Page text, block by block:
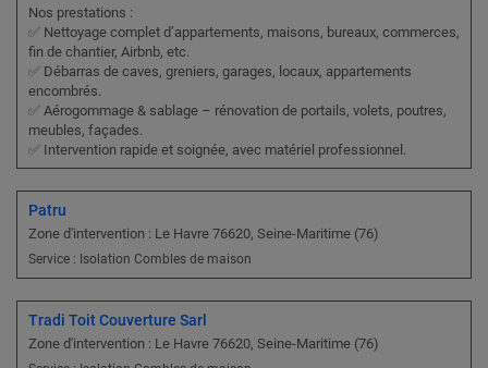
Nos prestations :
✅ Nettoyage complet d’appartements, maisons, bureaux, commerces,
fin de chantier, Airbnb, etc.
✅ Débarras de caves, greniers, garages, locaux, appartements
encombrés.
✅ Aérogommage & sablage – rénovation de portails, volets, poutres,
meubles, façades.
✅ Intervention rapide et soignée, avec matériel professionnel.
Patru
Zone d'intervention : Le Havre 76620, Seine-Maritime (76)
Service : Isolation Combles de maison
Tradi Toit Couverture Sarl
Zone d'intervention : Le Havre 76620, Seine-Maritime (76)